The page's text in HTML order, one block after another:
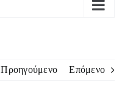
Προηγούμενο Επόμενο